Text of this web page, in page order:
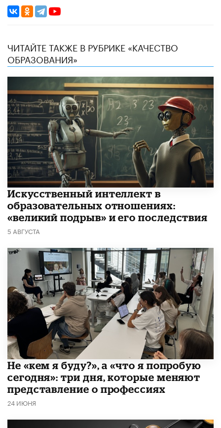
ЧИТАЙТЕ ТАКЖЕ В РУБРИКЕ «КАЧЕСТВО
ОБРАЗОВАНИЯ»
​Искусственный интеллект в
образовательных отношениях:
«великий подрыв» и его последствия
5 АВГУСТА
Не «кем я буду?», а «что я попробую
сегодня»: три дня, которые меняют
представление о профессиях
24 ИЮНЯ